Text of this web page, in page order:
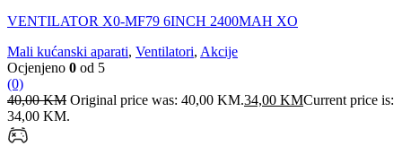
VENTILATOR X0-MF79 6INCH 2400MAH XO
Mali kućanski aparati, Ventilatori, Akcije
Ocjenjeno 0 od 5
(0)
40,00KM Original price was: 40,00 KM.34,00 KMCurrent price is:
34,00 KM.